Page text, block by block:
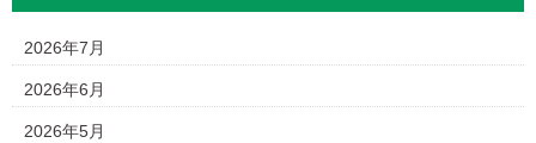
2026年7月
2026年6月
2026年5月